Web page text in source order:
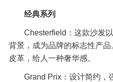
经典系列
Chesterfield：这款沙发
背景，成为品牌的标志性产
皮革，给人一种奢华感。
Grand Prix：设计简约，